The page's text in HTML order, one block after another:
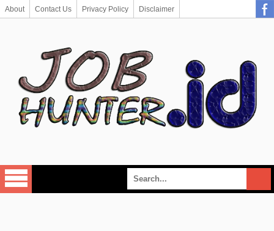
About Contact Us Privacy Policy Disclaimer